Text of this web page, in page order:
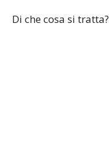
Di che cosa si tratta?